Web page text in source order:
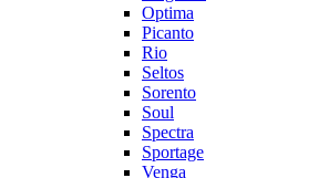
Optima
Picanto
Rio
Seltos
Sorento
Soul
Spectra
Sportage
Venga